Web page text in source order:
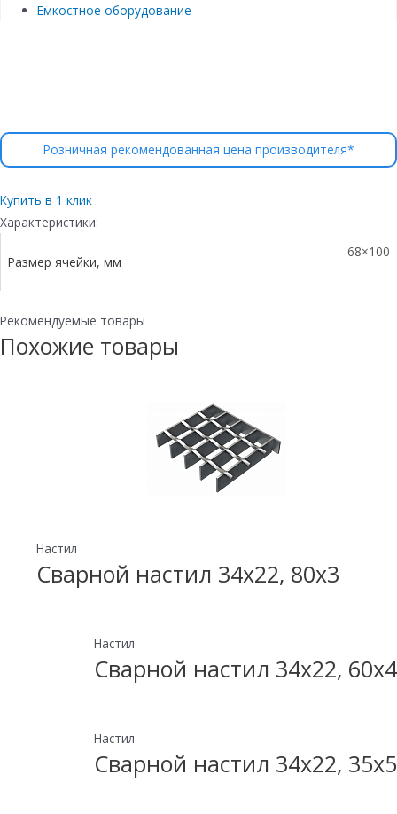
Емкостное оборудование
Розничная рекомендованная цена производителя*
Купить в 1 клик
Характеристики:
Размер ячейки, мм
68×100
Рекомендуемые товары
Похожие товары
Настил
Сварной настил 34х22, 80х3
Настил
Сварной настил 34х22, 60х4
Настил
Сварной настил 34х22, 35х5